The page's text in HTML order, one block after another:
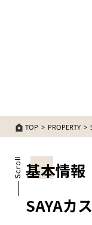
TOP PROPERTY
基本情報
SAYAカ